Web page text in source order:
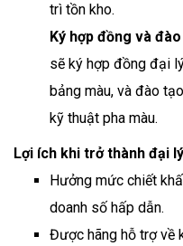
trì tồn kho.
Ký hợp đồng và
sẽ ký hợp đồng đại
bảng màu, và đào
kỹ thuật pha màu.
Lợi ích khi trở thành đại
Hưởng mức chiết
doanh số hấp dẫn.
Được hãng hỗ trợ về